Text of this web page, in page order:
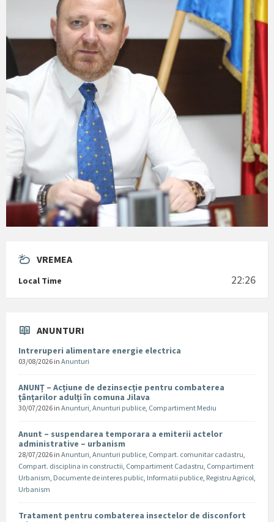
VREMEA
Local Time 22:26
ANUNTURI
Intreruperi alimentare energie electrica
03/08/2026 in Anunturi
ANUNȚ – Acțiune de dezinsecție pentru combaterea
țânțarilor adulți în comuna Jilava
30/07/2026 in Anunturi, Anunturi publice, Compartiment Mediu
Anunt – suspendarea temporara a emiterii actelor
administrative – urbanism
28/07/2026 in Anunturi, Anunturi publice, Compart. comunitar cadastru,
Compart. disciplina in constructii, Compartiment Cadastru, Compartiment
Urbanism, Documente de interes public, Informatii publice, Registru Agricol,
Urbanism
Tratament pentru combaterea insectelor de disconfort